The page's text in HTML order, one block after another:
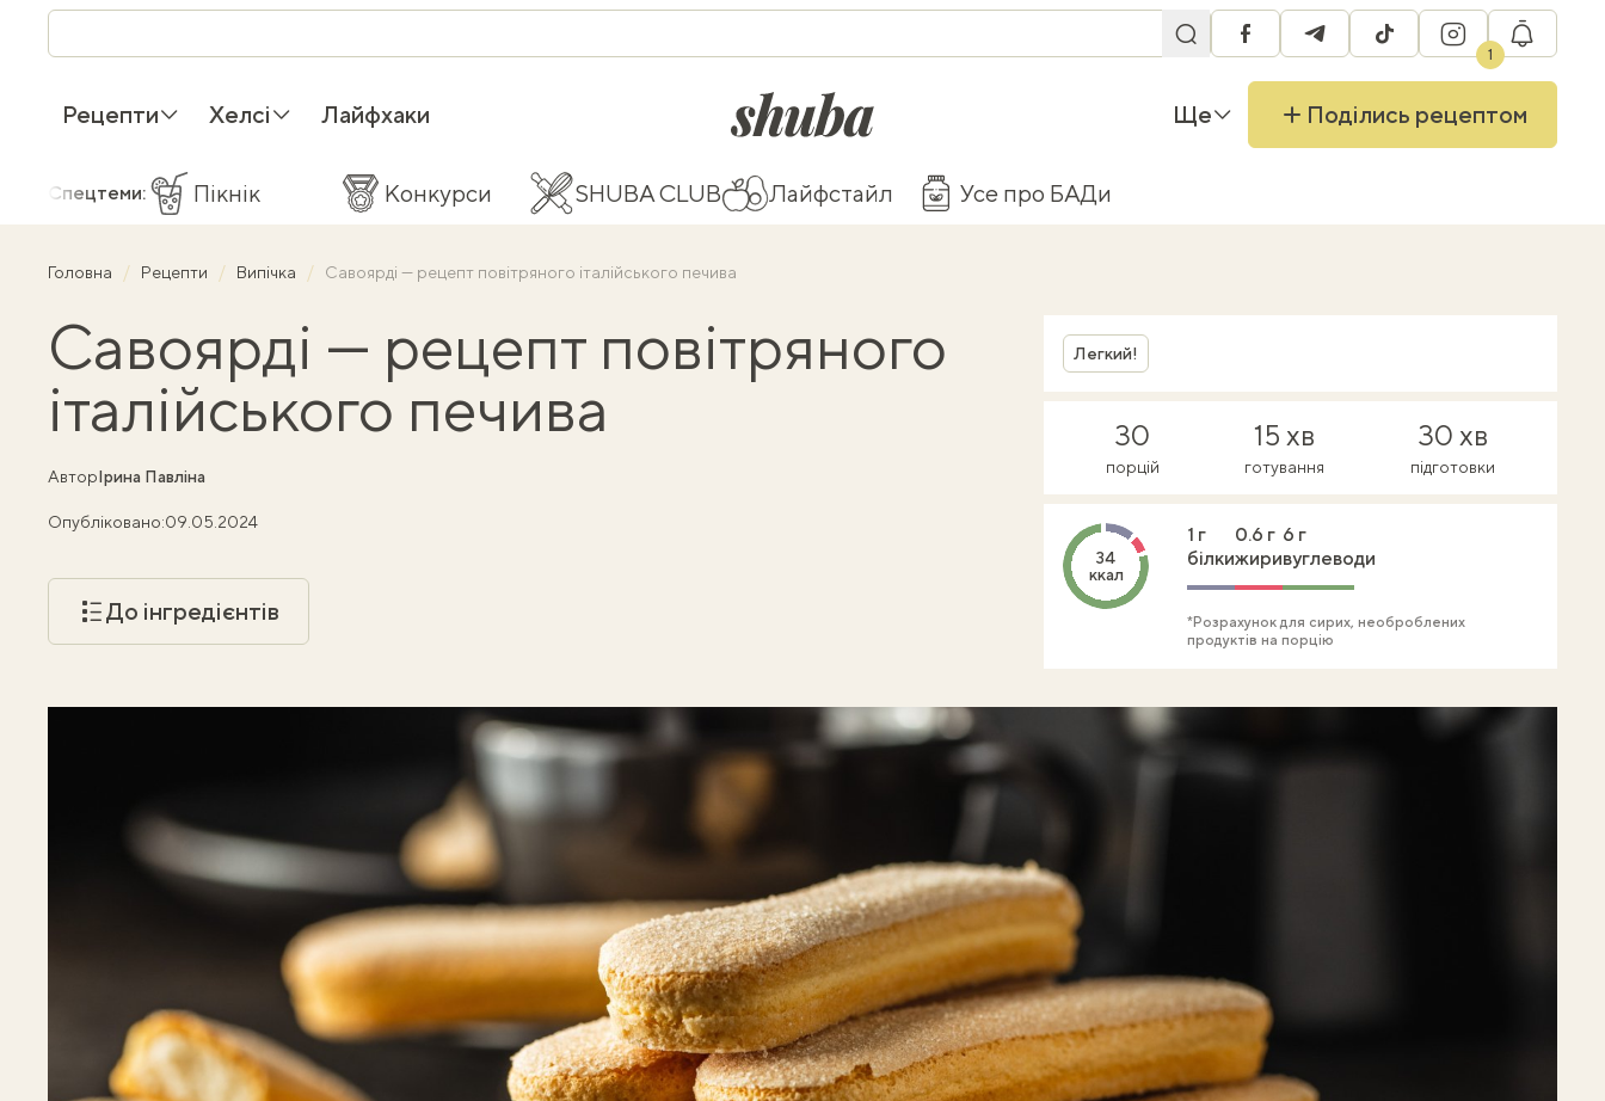
facebooktelegramtiktok instagram
1
Рецепти Хелсі Лайфхаки shuba.life Ще Поділись рецептом
Спецтеми: Пікнік Конкурси SHUBA CLUB Лайфстайл Усе про БАДи
Головна Рецепти Випічка Савоярді — рецепт повітряного італійського печива
Савоярді — рецепт повітряного
італійського печива
АвторІрина Павліна
Опубліковано:09.05.2024
До інгредієнтів
Легкий!
30
порцій
15 хв
готування
30 хв
підготовки
34
ккал
1 г
білки
0.6 г
жири
6 г
вуглеводи
*Розрахунок для сирих, необроблених
продуктів на порцію